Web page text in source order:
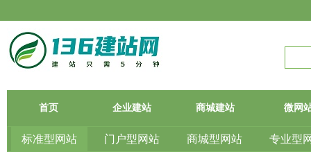
首页 企业建站 商城建站 微网
标准型网站 门户型网站 商城型网站 专业型